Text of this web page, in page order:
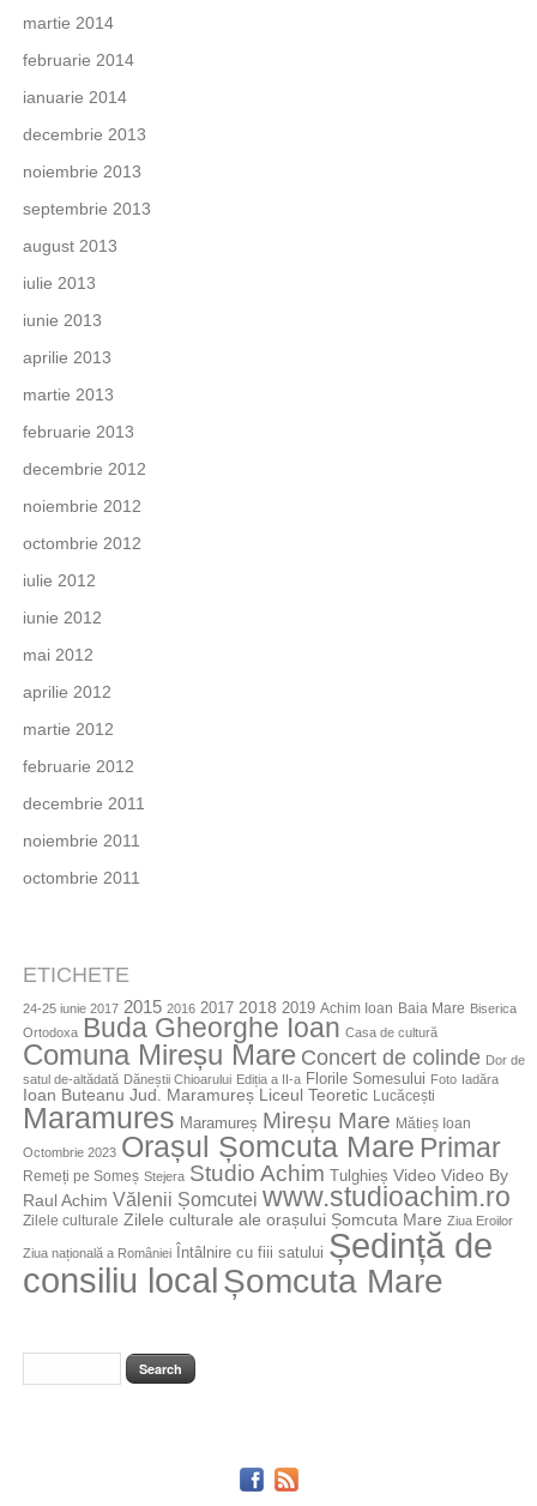
martie 2014
februarie 2014
ianuarie 2014
decembrie 2013
noiembrie 2013
septembrie 2013
august 2013
iulie 2013
iunie 2013
aprilie 2013
martie 2013
februarie 2013
decembrie 2012
noiembrie 2012
octombrie 2012
iulie 2012
iunie 2012
mai 2012
aprilie 2012
martie 2012
februarie 2012
decembrie 2011
noiembrie 2011
octombrie 2011
ETICHETE
24-25 iunie 2017 2015 2016 2017 2018 2019 Achim Ioan Baia Mare Biserica
Ortodoxa
Buda Gheorghe Ioan Casa de cultură
Comuna Mireșu Mare Concert de colinde Dor de
satul de-altădată Dăneștii Chioarului Ediția a II-a Florile Somesului Foto Iadăra
Ioan Buteanu Jud. Maramureș Liceul Teoretic Lucăcești
Maramures Maramureș Mireșu Mare Mătieș Ioan
Octombrie 2023 Orașul Șomcuta Mare Primar
Remeți pe Someș Stejera Studio Achim Tulghieș Video Video By
Raul Achim Vălenii Șomcutei www.studioachim.ro
Zilele culturale Zilele culturale ale orașului Șomcuta Mare Ziua Eroilor
Ziua națională a României Întâlnire cu fiii satului Ședință de
consiliu localȘomcuta Mare